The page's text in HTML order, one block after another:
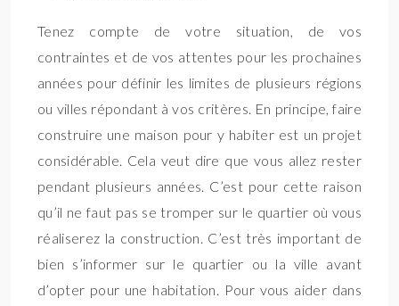
Tenez compte de votre situation, de vos
contraintes et de vos attentes pour les prochaines
années pour définir les limites de plusieurs régions
ou villes répondant à vos critères. En principe, faire
construire une maison pour y habiter est un projet
considérable. Cela veut dire que vous allez rester
pendant plusieurs années. C’est pour cette raison
qu’il ne faut pas se tromper sur le quartier où vous
réaliserez la construction. C’est très important de
bien s’informer sur le quartier ou la ville avant
d’opter pour une habitation. Pour vous aider dans